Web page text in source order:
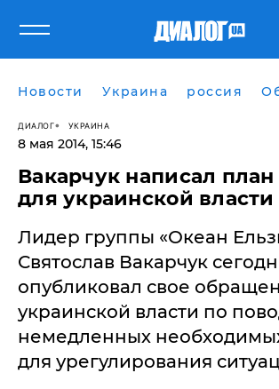
Новости Украина россия
ДИАЛОГ УКРАИНА
8 мая 2014, 15:46
Вакарчук написал
для украинской власти
Лидер группы «Океан
Святослав Вакарчук
опубликовал свое
украинской власти по
немедленных
для урегулирования